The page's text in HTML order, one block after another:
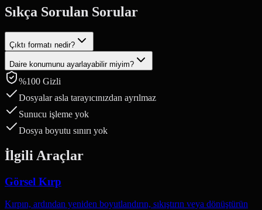
Sıkça Sorulan Sorular
Çıktı formatı nedir?
Daire şeklinde kırpılmış resimler, daire dışındaki şeffaf arka planı
korumak için PNG olarak kaydedilir.
Daire konumunu ayarlayabilir miyim?
Evet. Yeniden konumlandırmak için sürükleyin ve
yakınlaştırmak/uzaklaştırmak için fare tekerleğini veya kıstırma
hareketini kullanın.
%100 Gizli
Dosyalar asla tarayıcınızdan ayrılmaz
Sunucu işleme yok
Dosya boyutu sınırı yok
İlgili Araçlar
Görsel Kırp
Kırpın, ardından yeniden boyutlandırın, sıkıştırın veya dönüştürün